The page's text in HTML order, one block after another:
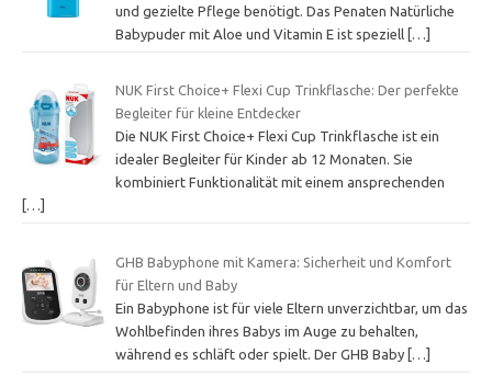
und gezielte Pflege benötigt. Das Penaten Natürliche
Babypuder mit Aloe und Vitamin E ist speziell […]
NUK First Choice+ Flexi Cup Trinkflasche: Der perfekte
Begleiter für kleine Entdecker
Die NUK First Choice+ Flexi Cup Trinkflasche ist ein
idealer Begleiter für Kinder ab 12 Monaten. Sie
kombiniert Funktionalität mit einem ansprechenden
[…]
GHB Babyphone mit Kamera: Sicherheit und Komfort
für Eltern und Baby
Ein Babyphone ist für viele Eltern unverzichtbar, um das
Wohlbefinden ihres Babys im Auge zu behalten,
während es schläft oder spielt. Der GHB Baby […]